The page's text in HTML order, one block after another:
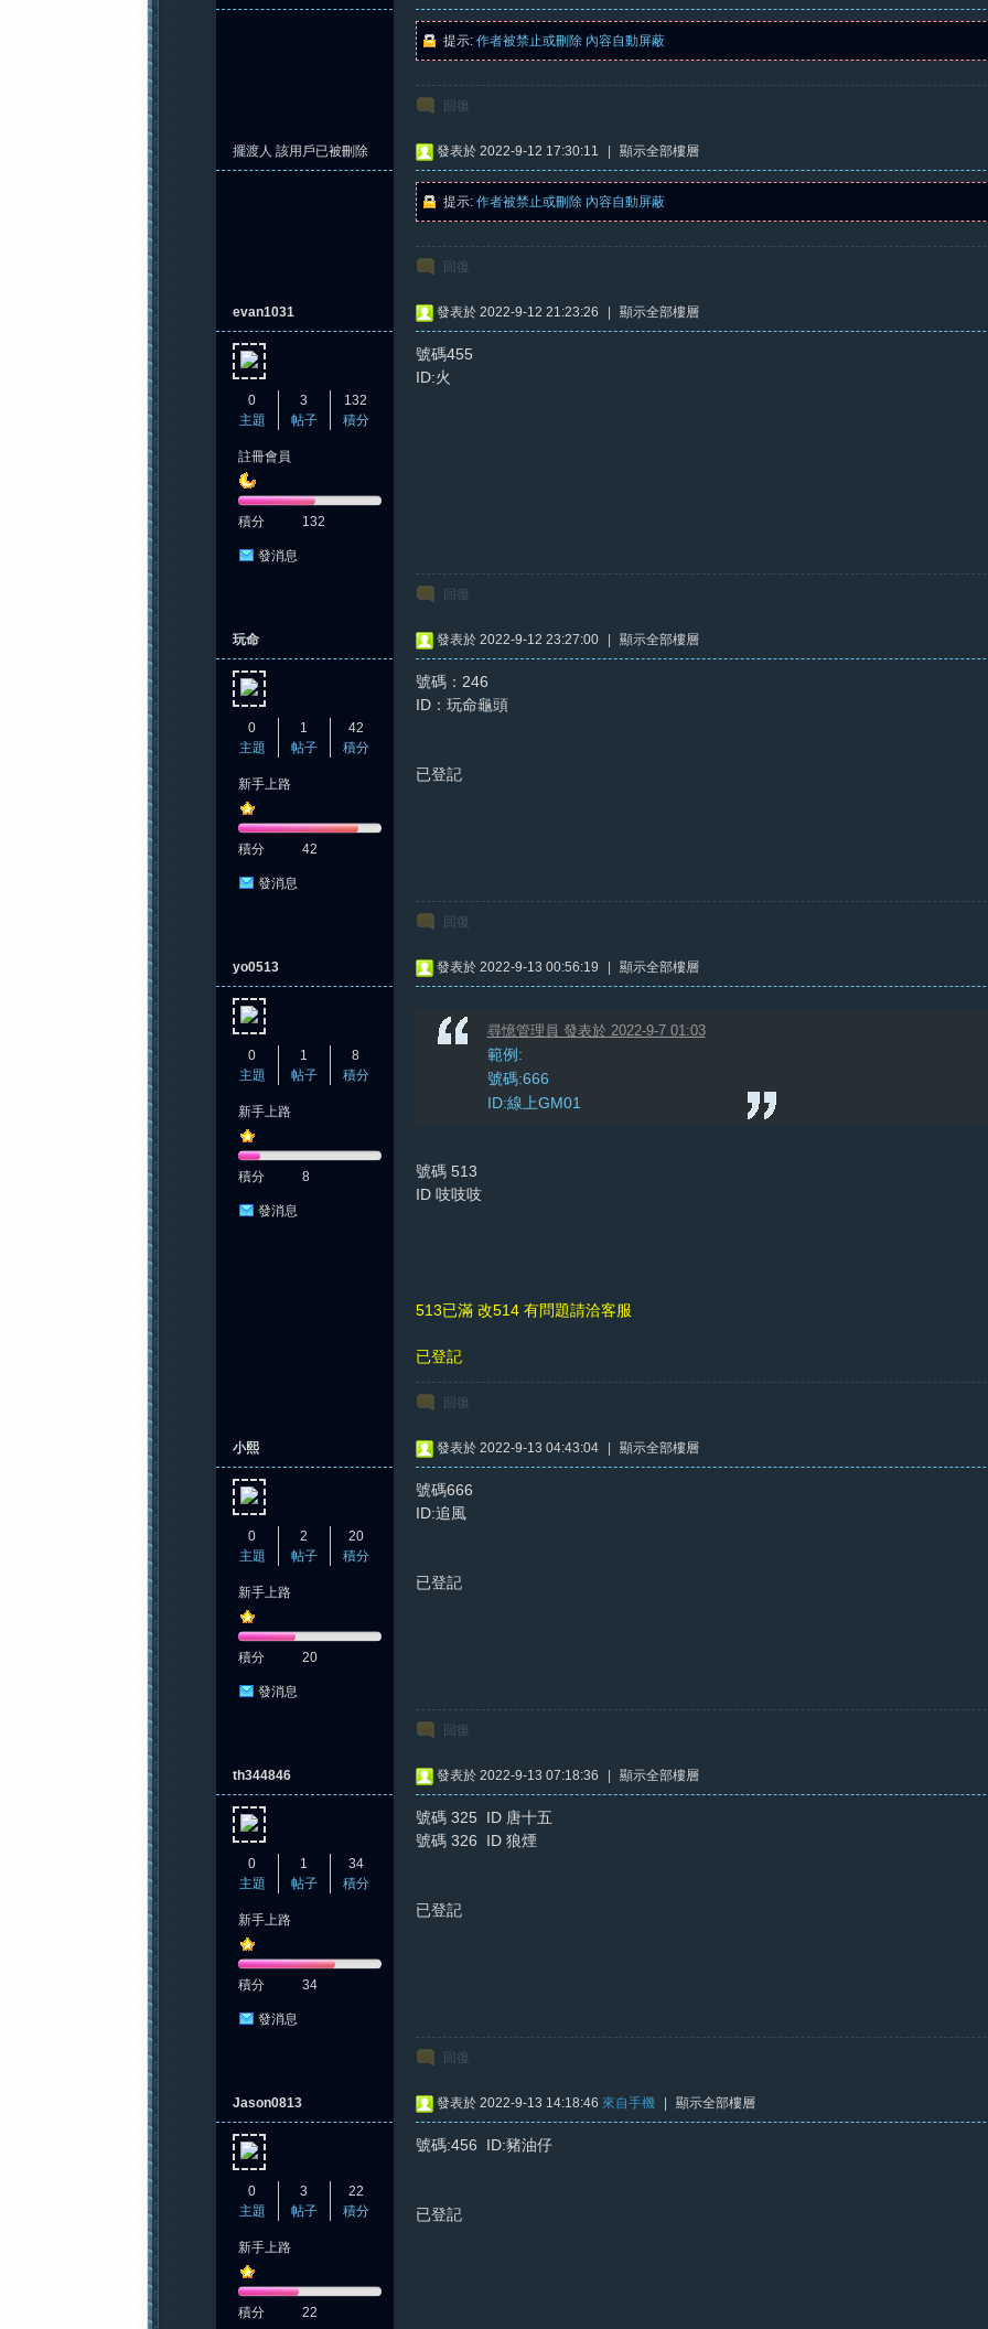
提示: 作者被禁止或刪除 內容自動屏蔽
回復
擺渡人 該用戶已被刪除 發表於 2022-9-12 17:30:11 顯示全部樓層
提示: 作者被禁止或刪除 內容自動屏蔽
回復
evan1031
0
主題
3
帖子
132
積分
註冊會員
積分 132
發消息
發表於 2022-9-12 21:23:26 顯示全部樓層
號碼455
ID:火
回復
玩命
0
主題
1
帖子
42
積分
新手上路
積分 42
發消息
發表於 2022-9-12 23:27:00 顯示全部樓層
號碼：246
ID：玩命龜頭
已登記
回復
yo0513
0
主題
1
帖子
8
積分
新手上路
積分 8
發消息
發表於 2022-9-13 00:56:19 顯示全部樓層
尋憶管理員 發表於 2022-9-7 01:03
範例:
號碼:666
ID:線上GM01
號碼 513
ID 吱吱吱
513已滿 改514 有問題請洽客服
已登記
回復
小熙
0
主題
2
帖子
20
積分
新手上路
積分 20
發消息
發表於 2022-9-13 04:43:04 顯示全部樓層
號碼666
ID:追風
已登記
回復
th344846
0
主題
1
帖子
34
積分
新手上路
積分 34
發消息
發表於 2022-9-13 07:18:36 顯示全部樓層
號碼 325 ID 唐十五
號碼 326 ID 狼煙
已登記
回復
Jason0813
0
主題
3
帖子
22
積分
新手上路
積分 22
發表於 2022-9-13 14:18:46 來自手機 顯示全部樓層
號碼:456 ID:豬油仔
已登記